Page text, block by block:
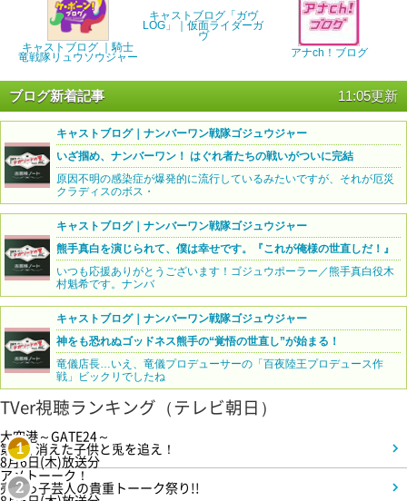
キャストブログ ｜騎士
竜戦隊リュウソウジャー
キャストブログ「ガヴ
LOG」｜仮面ライダーガ
ヴ
アナch！ブログ
ブログ新着記事 11:05更新
キャストブログ｜ナンバーワン戦隊ゴジュウジャー
いざ掴め、ナンバーワン！ はぐれ者たちの戦いがついに完結
原因不明の感染症が爆発的に流行しているみたいですが、それが厄災
クラディスのボス・
キャストブログ｜ナンバーワン戦隊ゴジュウジャー
熊手真白を演じられて、僕は幸せです。『これが俺様の世直しだ！』
いつも応援ありがとうございます！ゴジュウポーラー／熊手真白役木
村魁希です。ナンバ
キャストブログ｜ナンバーワン戦隊ゴジュウジャー
神をも恐れぬゴッドネス熊手の“覚悟の世直し”が始まる！
竜儀店長…いえ、竜儀プロデューサーの「百夜陸王プロデュース作
戦」ビックリでしたね
TVer視聴ランキング（テレビ朝日）
1
大空港～GATE24～
第3話 消えた子供と兎を追え！
8月6日(木)放送分
2
アメトーーク！
売れっ子芸人の貴重トーーク祭り!!